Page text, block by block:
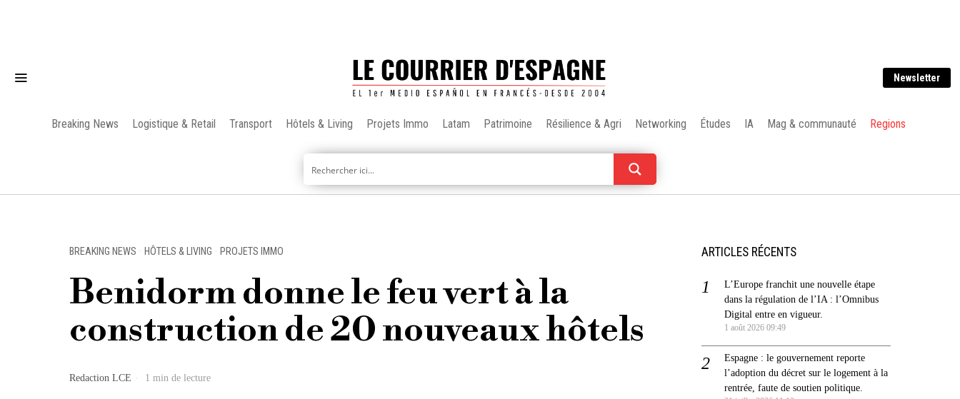
Newsletter
Breaking News Logistique & Retail Transport Hôtels & Living Projets Immo Latam Patrimoine Résilience & Agri Networking Études IA Mag & communauté Regions
BREAKING NEWS · HÔTELS & LIVING · PROJETS IMMO
Benidorm donne le feu vert à la
construction de 20 nouveaux hôtels
Redaction LCE 1 min de lecture
ARTICLES RÉCENTS
L’Europe franchit une nouvelle étape
dans la régulation de l’IA : l’Omnibus
Digital entre en vigueur.
1 août 2026 09:49
Espagne : le gouvernement reporte
l’adoption du décret sur le logement à la
rentrée, faute de soutien politique.